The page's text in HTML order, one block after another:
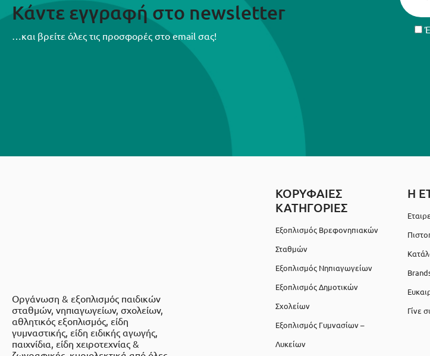
Κάντε εγγραφή στο newsletter
…και βρείτε όλες τις προσφορές στο email σας!
Οργάνωση & εξοπλισμός παιδικών
σταθμών, νηπιαγωγείων, σχολείων,
αθλητικός εξοπλισμός, είδη
γυμναστικής, είδη ειδικής αγωγής,
παιχνίδια, είδη χειροτεχνίας &
ΚΟΡΥΦΑΙΕΣ
ΚΑΤΗΓΟΡΙΕΣ
Εξοπλισμός Βρεφονηπιακών
Σταθμών
Εξοπλισμός Νηπιαγωγείων
Εξοπλισμός Δημοτικών
Σχολείων
Εξοπλισμός Γυμνασίων –
Λυκείων
Η
Γίνε